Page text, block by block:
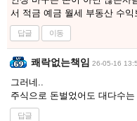
서 적금 예금 월세 부동산 수
답글 이동
쾌락없는책임 26-05-16
그러네..
주식으로 돈벌었어도 대다수
답글